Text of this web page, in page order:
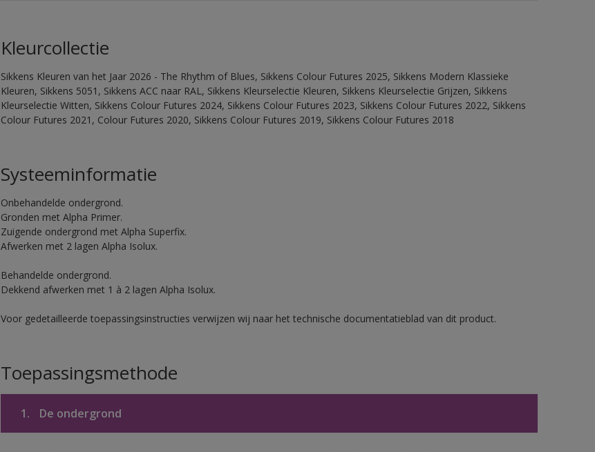
Kleurcollectie
Sikkens Kleuren van het Jaar 2026 - The Rhythm of Blues, Sikkens Colour Futures 2025, Sikkens Modern Klassieke
Kleuren, Sikkens 5051, Sikkens ACC naar RAL, Sikkens Kleurselectie Kleuren, Sikkens Kleurselectie Grijzen, Sikkens
Kleurselectie Witten, Sikkens Colour Futures 2024, Sikkens Colour Futures 2023, Sikkens Colour Futures 2022, Sikkens
Colour Futures 2021, Colour Futures 2020, Sikkens Colour Futures 2019, Sikkens Colour Futures 2018
Systeeminformatie
Onbehandelde ondergrond.
Gronden met Alpha Primer.
Zuigende ondergrond met Alpha Superfix.
Afwerken met 2 lagen Alpha Isolux.
Behandelde ondergrond.
Dekkend afwerken met 1 à 2 lagen Alpha Isolux.
Voor gedetailleerde toepassingsinstructies verwijzen wij naar het technische documentatieblad van dit product.
Toepassingsmethode
1. De ondergrond